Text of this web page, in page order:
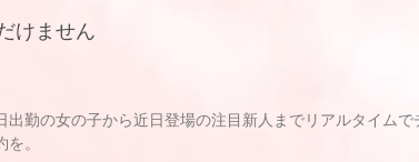
けません
勤の女の子から近日登場の注目新人までリアルタイムで
。